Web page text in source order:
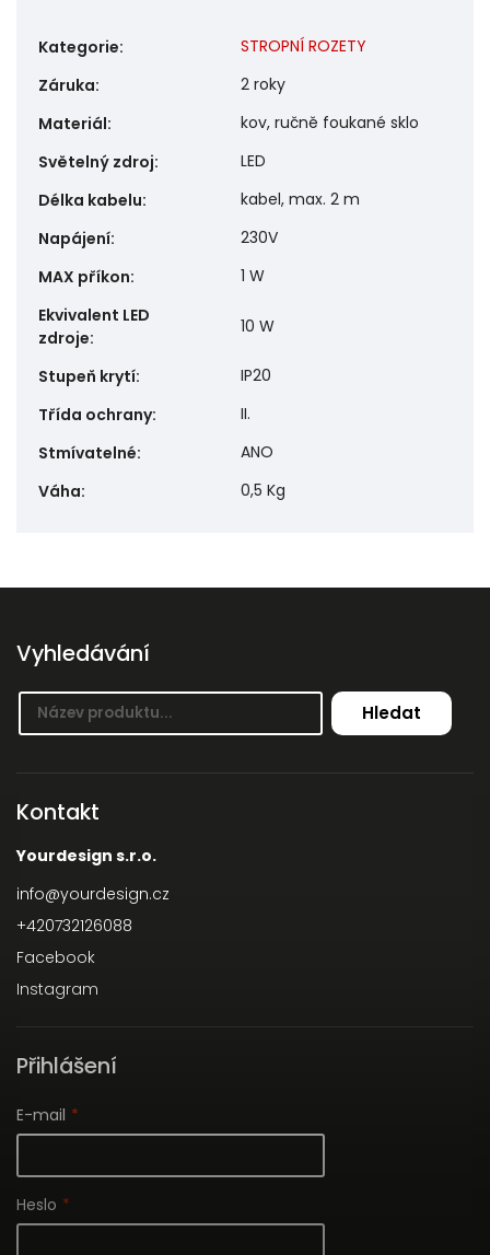
Kategorie:
STROPNÍ ROZETY
Záruka:
2 roky
Materiál:
kov, ručně foukané sklo
Světelný zdroj:
LED
Délka kabelu:
kabel, max. 2 m
Napájení:
230V
MAX příkon:
1 W
Ekvivalent LED
zdroje:
10 W
Stupeň krytí:
IP20
Třída ochrany:
II.
Stmívatelné:
ANO
Váha: 0,5 Kg
Vyhledávání
Hledat
Kontakt
Yourdesign s.r.o.
info@yourdesign.cz
+420732126088
Facebook
Instagram
Přihlášení
E-mail
Heslo